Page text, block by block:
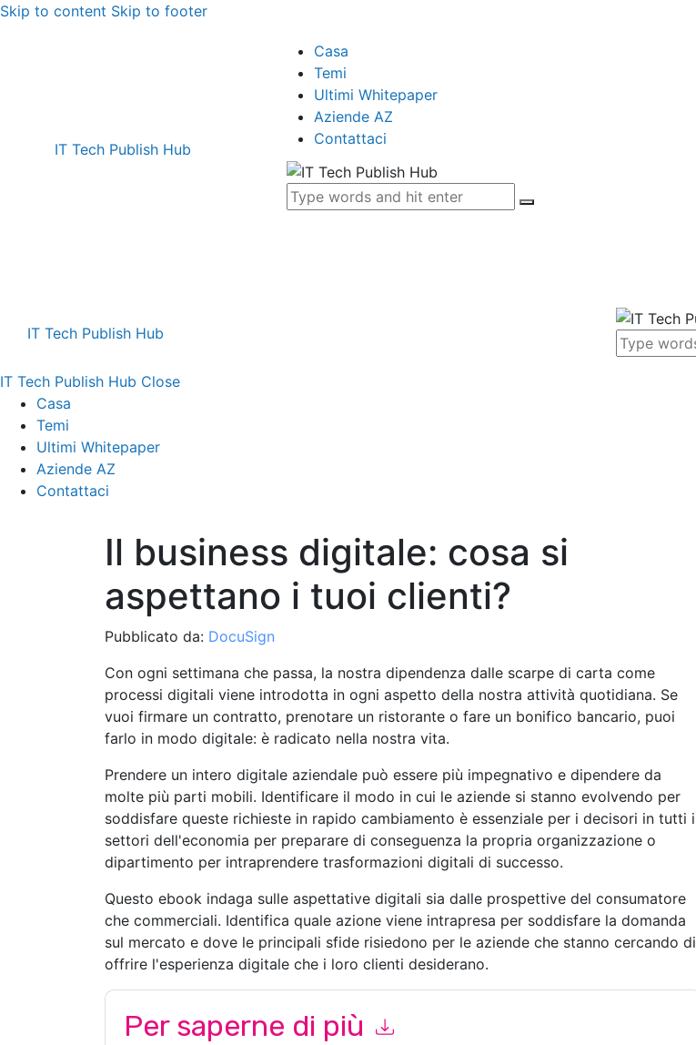
Skip to content Skip to footer
IT Tech Publish Hub
Casa
Temi
Ultimi Whitepaper
Aziende AZ
Contattaci
IT Tech Publish Hub
IT Tech Publish Hub Close
Casa
Temi
Ultimi Whitepaper
Aziende AZ
Contattaci
Il business digitale: cosa si
aspettano i tuoi clienti?
Pubblicato da: DocuSign
Con ogni settimana che passa, la nostra dipendenza dalle scarpe di carta come
processi digitali viene introdotta in ogni aspetto della nostra attività quotidiana. Se
vuoi firmare un contratto, prenotare un ristorante o fare un bonifico bancario, puoi
farlo in modo digitale: è radicato nella nostra vita.
Prendere un intero digitale aziendale può essere più impegnativo e dipendere da
molte più parti mobili. Identificare il modo in cui le aziende si stanno evolvendo per
soddisfare queste richieste in rapido cambiamento è essenziale per i decisori in tutti i
settori dell'economia per preparare di conseguenza la propria organizzazione o
dipartimento per intraprendere trasformazioni digitali di successo.
Questo ebook indaga sulle aspettative digitali sia dalle prospettive del consumatore
che commerciali. Identifica quale azione viene intrapresa per soddisfare la domanda
sul mercato e dove le principali sfide risiedono per le aziende che stanno cercando di
offrire l'esperienza digitale che i loro clienti desiderano.
Per saperne di più